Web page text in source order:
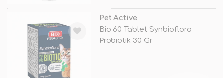
Pet Active
Bio 60 Tablet Synbioflora
Probiotik 30 Gr